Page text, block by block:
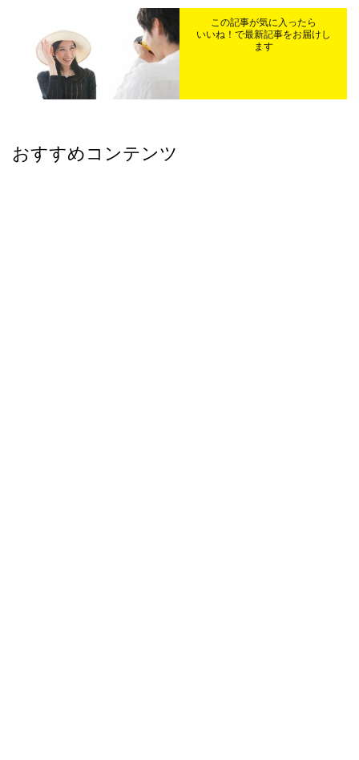
この記事が気に入ったら
いいね！で最新記事をお届けし
ます
おすすめコンテンツ